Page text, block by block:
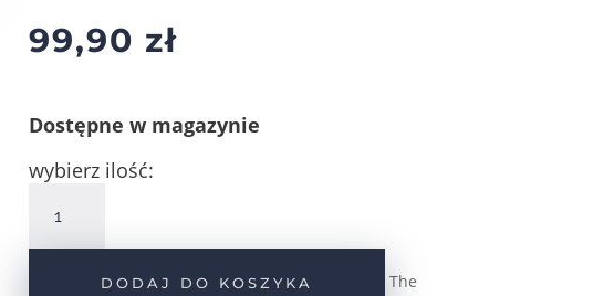
99,90 zł
Dostępne w magazynie
wybierz ilość:
Srebrny
pozłacany
DODAJ DO KOSZYKA The